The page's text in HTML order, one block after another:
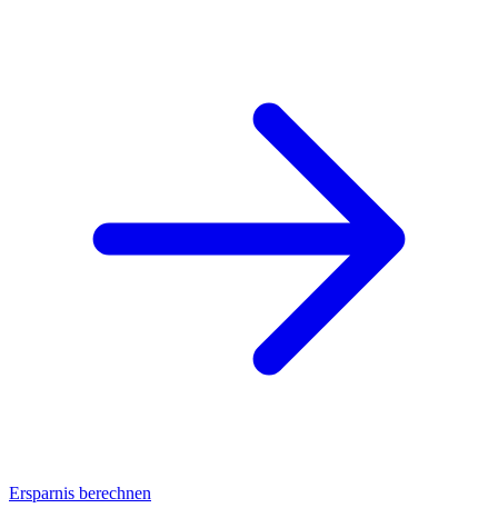
Ersparnis berechnen